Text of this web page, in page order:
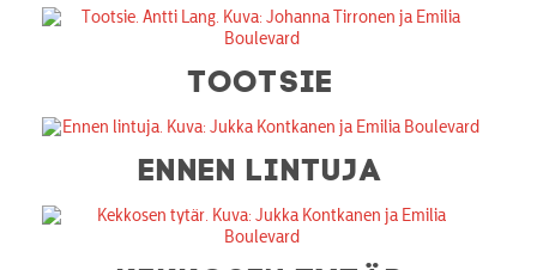
TOOTSIE
ENNEN LINTUJA